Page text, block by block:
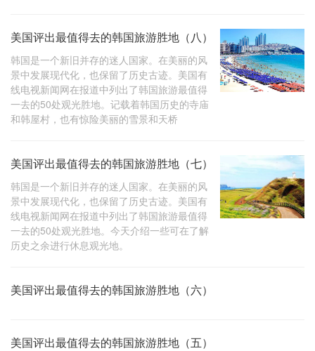
美国评出最值得去的韩国旅游胜地（八）
韩国是一个新旧并存的迷人国家。在美丽的风
景中发展现代化，也保留了历史古迹。美国有
线电视新闻网在报道中列出了韩国旅游最值得
一去的50处观光胜地。记载着韩国历史的寺庙
和韩屋村，也有惊险美丽的雪景和天桥
美国评出最值得去的韩国旅游胜地（七）
韩国是一个新旧并存的迷人国家。在美丽的风
景中发展现代化，也保留了历史古迹。美国有
线电视新闻网在报道中列出了韩国旅游最值得
一去的50处观光胜地。今天介绍一些可在了解
历史之余进行休息观光地。
美国评出最值得去的韩国旅游胜地（六）
美国评出最值得去的韩国旅游胜地（五）